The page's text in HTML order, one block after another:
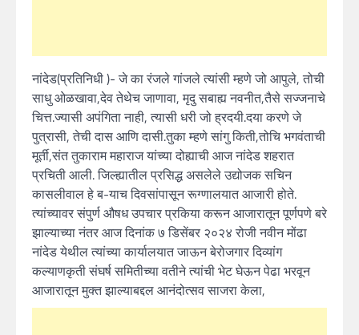
नांदेड(प्रतिनिधी )- जे का रंजले गांजले त्यांसी म्हणे जो आपुले, तोची
साधु ओळखावा,देव तेथेच जाणावा, मृदु सबाह्य नवनीत,तैसे सज्जनाचे
चित्त.ज्यासी अपंगिता नाही, त्यासी धरी जो ह्रदयी.दया करणे जे
पुत्रासी, तेची दास आणि दासी.तुका म्हणे सांगु किती,तोचि भगवंताची
मूर्ती,संत तुकाराम महाराज यांच्या दोह्याची आज नांदेड शहरात
प्रचिती आली. जिल्ह्यातील प्रसिद्ध असलेले उद्योजक सचिन
कासलीवाल हे ब-याच दिवसांपासून रूग्णालयात आजारी होते.
त्यांच्यावर संपुर्ण औषध उपचार प्रकिया करून आजारातून पूर्णपणे बरे
झाल्याच्या नंतर आज दिनांक ७ डिसेंबर २०२४ रोजी नवीन मोंढा
नांदेड येथील त्यांच्या कार्यालयात जाऊन बेरोजगार दिव्यांग
कल्याणकृती संघर्ष समितीच्या वतीने त्यांची भेट घेऊन पेढा भरवून
आजारातून मुक्त झाल्याबद्दल आनंदोत्सव साजरा केला,